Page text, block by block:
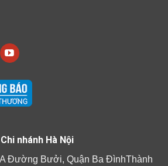
Chi nhánh Hà Nội
Đường Bưởi, Quận Ba ĐìnhThành